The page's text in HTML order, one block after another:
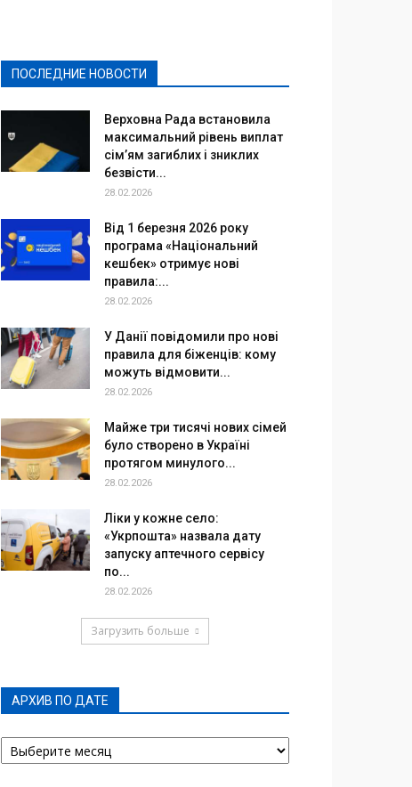
ПОСЛЕДНИЕ НОВОСТИ
Верховна Рада встановила
максимальний рівень виплат
сім’ям загиблих і зниклих
безвісти...
28.02.2026
Від 1 березня 2026 року
програма «Національний
кешбек» отримує нові
правила:...
28.02.2026
У Данії повідомили про нові
правила для біженців: кому
можуть відмовити...
28.02.2026
Майже три тисячі нових сімей
було створено в Україні
протягом минулого...
28.02.2026
Ліки у кожне село:
«Укрпошта» назвала дату
запуску аптечного сервісу
по...
28.02.2026
Загрузить больше
АРХИВ ПО ДАТЕ
АРХИВ
ПО